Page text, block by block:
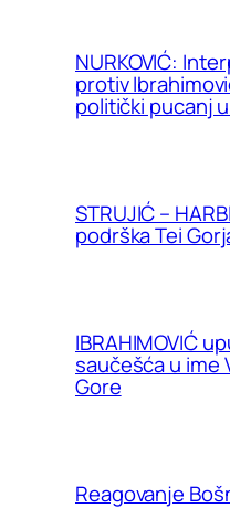
NURKOVIĆ:
protiv
politički pucanj
STRUJIĆ –
podrška Tei
IBRAHIMOVIĆ
saučešća u ime
Gore
Reagovanje